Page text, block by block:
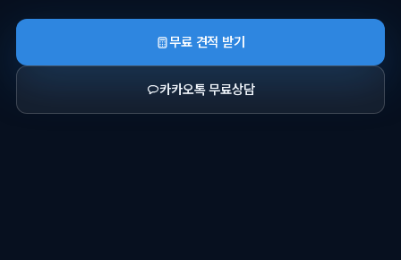
무료 견적 받기
카카오톡 무료상담